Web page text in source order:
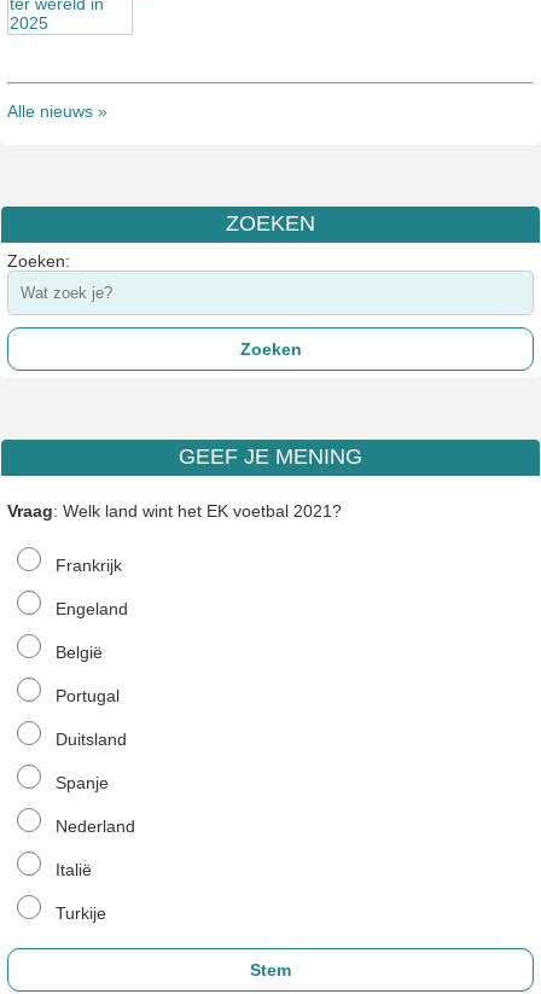
Alle nieuws »
ZOEKEN
Zoeken:
GEEF JE MENING
Vraag: Welk land wint het EK voetbal 2021?
Frankrijk
Engeland
België
Portugal
Duitsland
Spanje
Nederland
Italië
Turkije